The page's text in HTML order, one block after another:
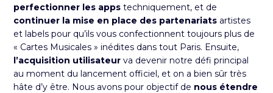
perfectionner les apps techniquement, et de
continuer la mise en place des partenariats artistes
et labels pour qu’ils vous confectionnent toujours plus de
« Cartes Musicales » inédites dans tout Paris. Ensuite,
l’acquisition utilisateur va devenir notre défi principal
au moment du lancement officiel, et on a bien sûr très
hâte d’y être. Nous avons pour objectif de nous étendre